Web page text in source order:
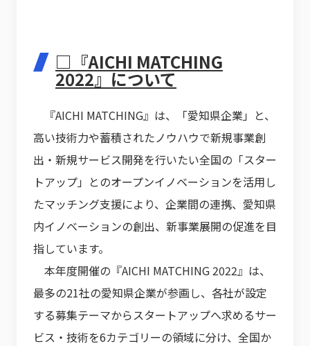
□『AICHI MATCHING
2022』について
『AICHI MATCHING』は、「愛知県企業」と、
高い技術力や蓄積されたノウハウで新規事業創
出・新規サービス開発を行いたい全国の「スター
トアップ」とのオープンイノベーションを活用し
たマッチング支援により、企業間の連携、愛知県
内イノベーションの創出、新事業展開の促進を目
指しています。
本年度開催の『AICHI MATCHING 2022』は、
最多の21社の愛知県企業が参画し、各社が設定
する募集テーマからスタートアップへ求めるサー
ビス・技術を6カテゴリーの領域に分け、全国か